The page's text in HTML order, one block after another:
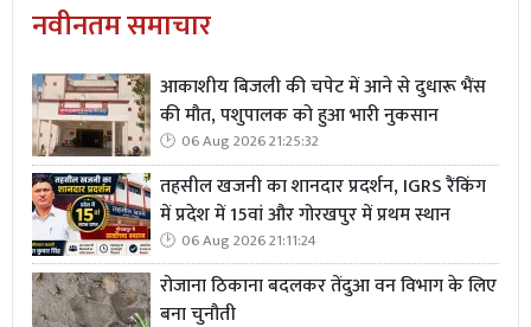
नवीनतम समाचार
आकाशीय बिजली की चपेट में आने से दुधारू भैंस
की मौत, पशुपालक को हुआ भारी नुकसान
06 Aug 2026 21:25:32
तहसील खजनी का शानदार प्रदर्शन, IGRS रैंकिंग
में प्रदेश में 15वां और गोरखपुर में प्रथम स्थान
06 Aug 2026 21:11:24
रोजाना ठिकाना बदलकर तेंदुआ वन विभाग के लिए
बना चुनौती